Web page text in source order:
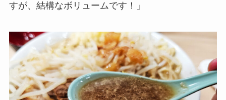
すが、結構なボリュームです！」